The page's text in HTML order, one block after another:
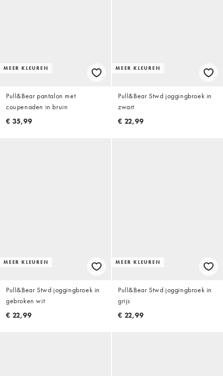
MEER KLEUREN
Pull&Bear pantalon met
coupenaden in bruin
€ 35,99
MEER KLEUREN
Pull&Bear Stwd joggingbroek in
zwart
€ 22,99
MEER KLEUREN
Pull&Bear Stwd joggingbroek in
gebroken wit
€ 22,99
MEER KLEUREN
Pull&Bear Stwd joggingbroek in
grijs
€ 22,99